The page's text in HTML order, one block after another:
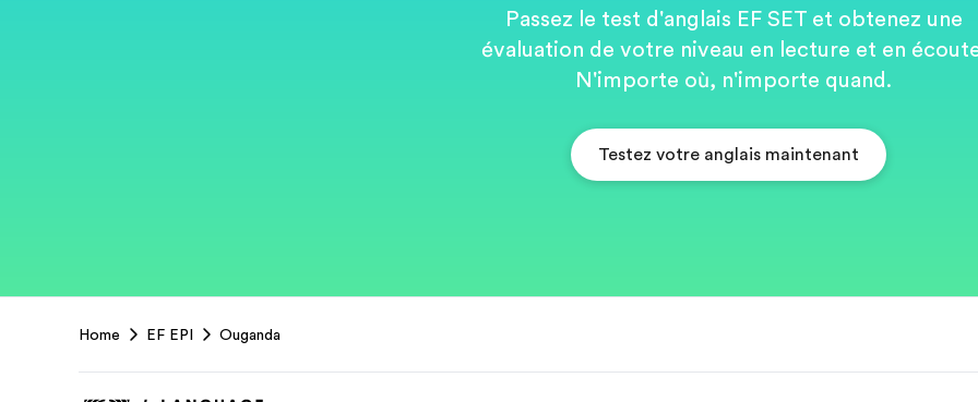
Passez le test d'anglais EF SET et obtenez une
évaluation de votre niveau en lecture et en
N'importe où, n'importe quand.
Testez votre anglais maintenant
Home EF EPI Ouganda